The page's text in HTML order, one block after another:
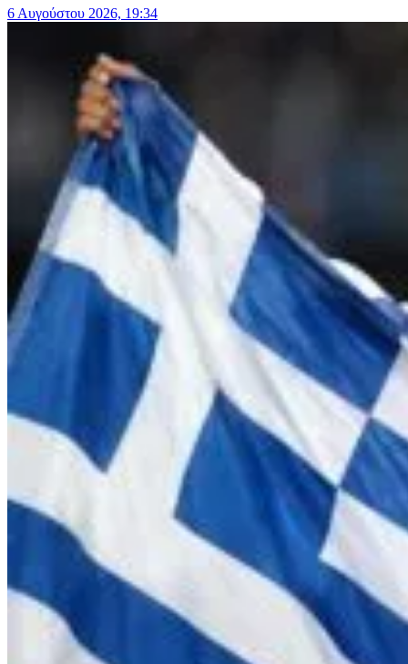
6 Αυγούστου 2026, 19:34